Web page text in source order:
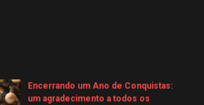
Encerrando um Ano de Conquistas:
um agradecimento a todos os